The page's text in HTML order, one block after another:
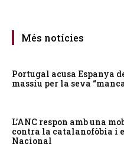
Més notícies
Portugal acusa Espanya
massiu per la seva
L’ANC respon amb una
contra la catalanofòbia i
Nacional